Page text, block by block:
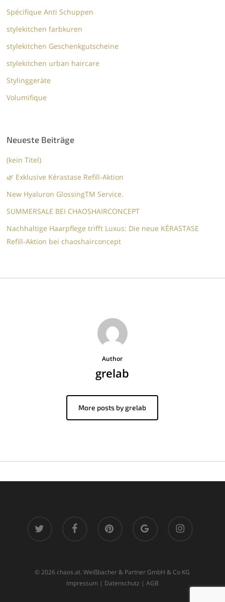
Spécifique Anti Schuppen
stylekitchen farbkuren
stylekitchen Geschenkgutscheine
stylekitchen urban haircare
Stylinggeräte
Volumifique
Neueste Beiträge
(kein Titel)
🌿 Exklusive Kérastase Refill-Aktion
New Hyaluron GlossingTM​ Service.​
SUMMERSALE BEI CHAOSHAIRCONCEPT
Nachhaltige Haarpflege trifft Luxus: Die neue KÉRASTASE
Refill-Aktion bei chaoshairconcept
Author
grelab
More posts by grelab
plus
© 2026 chaos.at. Weißbacher & Partner GmbH & Co KG
Impressum | Datenschutz | AGB